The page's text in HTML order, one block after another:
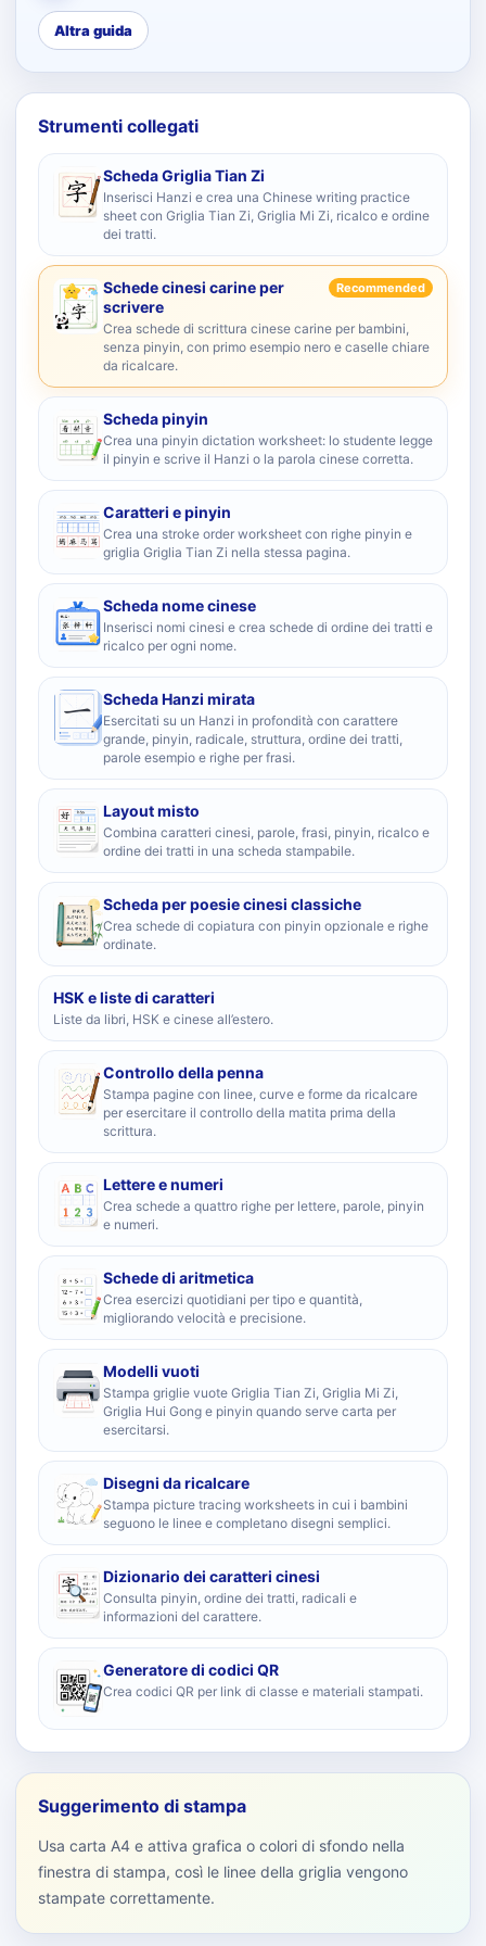
Altra guida
Strumenti collegati
Scheda Griglia Tian Zi
Inserisci Hanzi e crea una Chinese writing practice
sheet con Griglia Tian Zi, Griglia Mi Zi, ricalco e ordine
dei tratti.
Schede cinesi carine per
scrivere
Recommended
Crea schede di scrittura cinese carine per bambini,
senza pinyin, con primo esempio nero e caselle chiare
da ricalcare.
Scheda pinyin
Crea una pinyin dictation worksheet: lo studente legge
il pinyin e scrive il Hanzi o la parola cinese corretta.
Caratteri e pinyin
Crea una stroke order worksheet con righe pinyin e
griglia Griglia Tian Zi nella stessa pagina.
Scheda nome cinese
Inserisci nomi cinesi e crea schede di ordine dei tratti e
ricalco per ogni nome.
Scheda Hanzi mirata
Esercitati su un Hanzi in profondità con carattere
grande, pinyin, radicale, struttura, ordine dei tratti,
parole esempio e righe per frasi.
Layout misto
Combina caratteri cinesi, parole, frasi, pinyin, ricalco e
ordine dei tratti in una scheda stampabile.
Scheda per poesie cinesi classiche
Crea schede di copiatura con pinyin opzionale e righe
ordinate.
HSK e liste di caratteri
Liste da libri, HSK e cinese all’estero.
Controllo della penna
Stampa pagine con linee, curve e forme da ricalcare
per esercitare il controllo della matita prima della
scrittura.
Lettere e numeri
Crea schede a quattro righe per lettere, parole, pinyin
e numeri.
Schede di aritmetica
Crea esercizi quotidiani per tipo e quantità,
migliorando velocità e precisione.
Modelli vuoti
Stampa griglie vuote Griglia Tian Zi, Griglia Mi Zi,
Griglia Hui Gong e pinyin quando serve carta per
esercitarsi.
Disegni da ricalcare
Stampa picture tracing worksheets in cui i bambini
seguono le linee e completano disegni semplici.
Dizionario dei caratteri cinesi
Consulta pinyin, ordine dei tratti, radicali e
informazioni del carattere.
Generatore di codici QR
Crea codici QR per link di classe e materiali stampati.
Suggerimento di stampa
Usa carta A4 e attiva grafica o colori di sfondo nella
finestra di stampa, così le linee della griglia vengono
stampate correttamente.